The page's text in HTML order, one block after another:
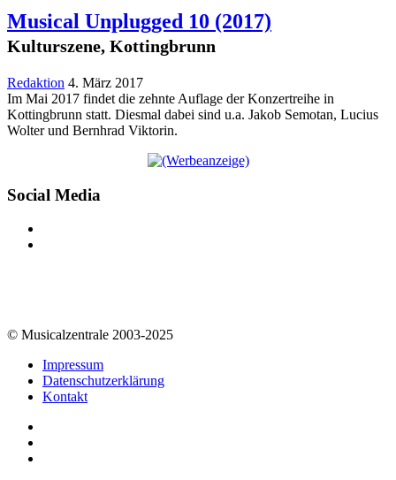
Musical Unplugged 10 (2017)
Kulturszene, Kottingbrunn
Redaktion 4. März 2017
Im Mai 2017 findet die zehnte Auflage der Konzertreihe in
Kottingbrunn statt. Diesmal dabei sind u.a. Jakob Semotan, Lucius
Wolter und Bernhrad Viktorin.
Social Media
© Musicalzentrale 2003-2025
Impressum
Datenschutzerklärung
Kontakt